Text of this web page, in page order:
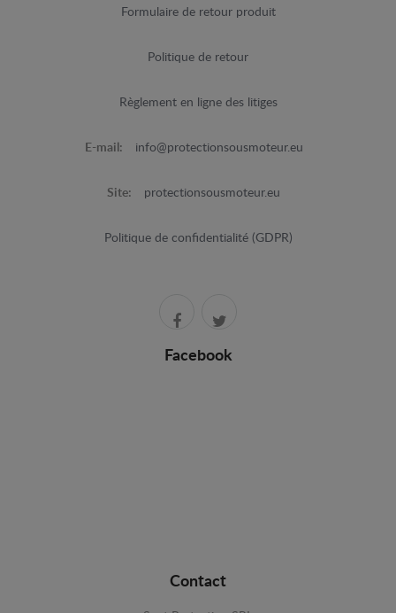
Formulaire de retour produit
Politique de retour
Règlement en ligne des litiges
E-mail: info@protectionsousmoteur.eu
Site: protectionsousmoteur.eu
Politique de confidentialité (GDPR)
Facebook
Contact